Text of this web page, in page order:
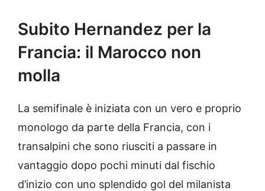
Subito Hernandez per la
Francia: il Marocco non
molla
La semifinale è iniziata con un vero e proprio
monologo da parte della Francia, con i
transalpini che sono riusciti a passare in
vantaggio dopo pochi minuti dal fischio
d’inizio con uno splendido gol del milanista